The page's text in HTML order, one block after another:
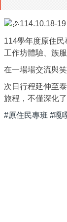
114.10.18-
114學年度原住
工作坊體驗、族
在一場場交流與
次日行程延伸至
旅程，不僅深化
#原住民專班 #嘎